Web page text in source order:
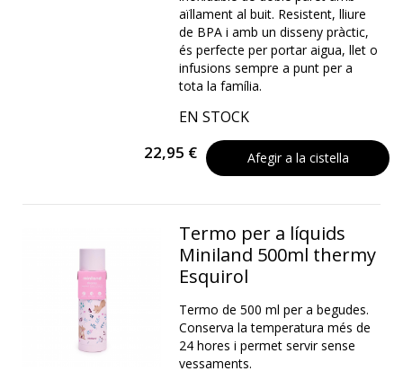
aïllament al buit. Resistent, lliure
de BPA i amb un disseny pràctic,
és perfecte per portar aigua, llet o
infusions sempre a punt per a
tota la família.
EN STOCK
22,95 € Afegir a la cistella
Termo per a líquids
Miniland 500ml thermy
Esquirol
Termo de 500 ml per a begudes.
Conserva la temperatura més de
24 hores i permet servir sense
vessaments.